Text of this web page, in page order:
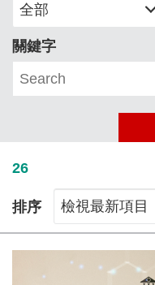
全部
關鍵字
26
排序 檢視最新項目